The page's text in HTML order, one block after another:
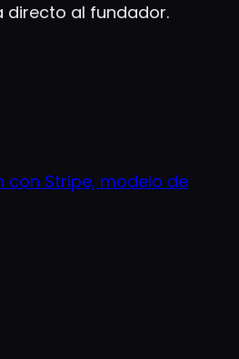
directo al fundador.
con Stripe, modelo de